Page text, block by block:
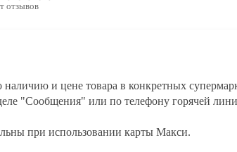
отзывов
и цене товара в конкретных
"Сообщения" или по телефону горячей
при использовании карты Макси.